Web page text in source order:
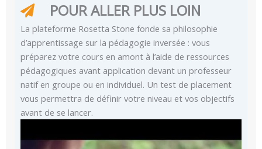
POUR ALLER PLUS LOIN
La plateforme Rosetta Stone fonde sa philosophie
d’apprentissage sur la pédagogie inversée : vous
préparez votre cours en amont à l’aide de ressources
pédagogiques avant application devant un professeur
natif en groupe ou en individuel. Un test de placement
vous permettra de définir votre niveau et vos objectifs
avant de se lancer.